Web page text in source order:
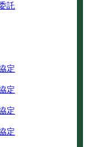
託
定
定
定
定